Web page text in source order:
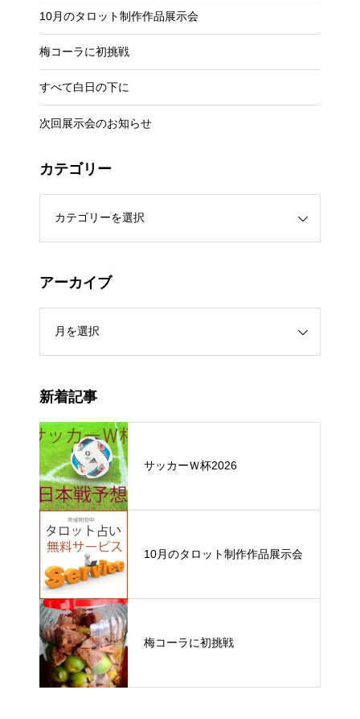
10月のタロット制作作品展示会
梅コーラに初挑戦
すべて白日の下に
次回展示会のお知らせ
カテゴリー
アーカイブ
新着記事
サッカーＷ杯2026
10月のタロット制作作品展示会
梅コーラに初挑戦